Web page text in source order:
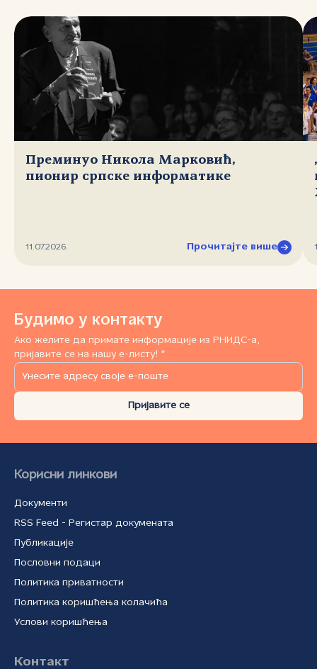
Преминуо Никола Марковић,
пионир српске информатике
11.07.2026. Прочитајте више
Будимо у контакту
Ако желите да примате информације из РНИДС-а,
пријавите се на нашу е-листу! *
Пријавите се
Корисни линкови
Документи
RSS Feed - Регистар докумената
Публикације
Пословни подаци
Политика приватности
Политика коришћења колачића
Услови коришћења
Контакт